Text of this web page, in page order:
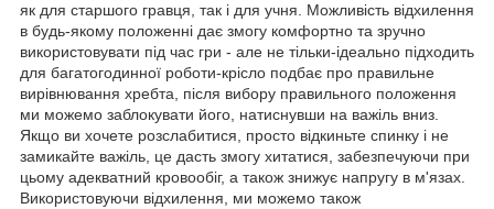
як для старшого гравця, так і для учня. Можливість відхилення
в будь-якому положенні дає змогу комфортно та зручно
використовувати під час гри - але не тільки-ідеально підходить
для багатогодинної роботи-крісло подбає про правильне
вирівнювання хребта, після вибору правильного положення
ми можемо заблокувати його, натиснувши на важіль вниз.
Якщо ви хочете розслабитися, просто відкиньте спинку і не
замикайте важіль, це дасть змогу хитатися, забезпечуючи при
цьому адекватний кровообіг, а також знижує напругу в м'язах.
Використовуючи відхилення, ми можемо також